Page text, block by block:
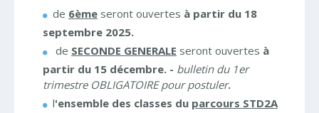
de 6ème seront ouvertes à partir du 18
septembre 2025.
de SECONDE GENERALE seront ouvertes à
partir du 15 décembre. - bulletin du 1er
trimestre OBLIGATOIRE pour postuler.
l'ensemble des classes du parcours STD2A